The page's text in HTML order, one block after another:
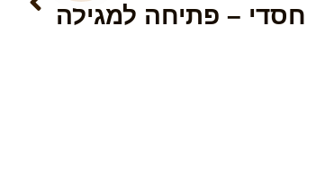
חסדי – פתיחה למגילה